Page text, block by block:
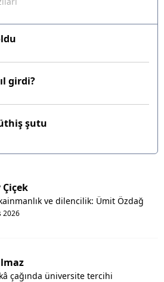
girdi?
şutu
Çiçek
2026
ve dilencilik: Ümit Özdağ
çağında üniversite tercihi